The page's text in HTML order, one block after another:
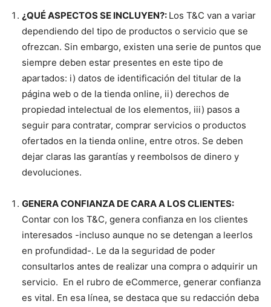
¿QUÉ ASPECTOS SE INCLUYEN?: Los T&C van a variar
dependiendo del tipo de productos o servicio que se
ofrezcan. Sin embargo, existen una serie de puntos que
siempre deben estar presentes en este tipo de
apartados: i) datos de identificación del titular de la
página web o de la tienda online, ii) derechos de
propiedad intelectual de los elementos, iii) pasos a
seguir para contratar, comprar servicios o productos
ofertados en la tienda online, entre otros. Se deben
dejar claras las garantías y reembolsos de dinero y
devoluciones.
GENERA CONFIANZA DE CARA A LOS CLIENTES:
Contar con los T&C, genera confianza en los clientes
interesados -incluso aunque no se detengan a leerlos
en profundidad-. Le da la seguridad de poder
consultarlos antes de realizar una compra o adquirir un
servicio. En el rubro de eCommerce, generar confianza
es vital. En esa línea, se destaca que su redacción deba